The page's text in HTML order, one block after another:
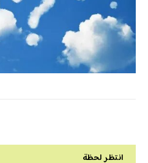
انتظر لحظة